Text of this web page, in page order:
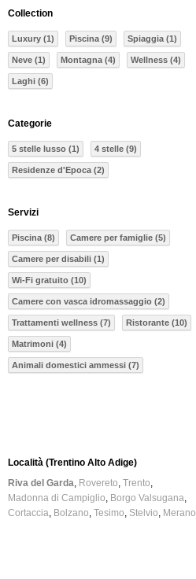
Collection
Luxury (1) Piscina (9) Spiaggia (1)
Neve (1) Montagna (4) Wellness (4)
Laghi (6)
Categorie
5 stelle lusso (1) 4 stelle (9)
Residenze d'Epoca (2)
Servizi
Piscina (8) Camere per famiglie (5)
Camere per disabili (1)
Wi-Fi gratuito (10)
Camere con vasca idromassaggio (2)
Trattamenti wellness (7) Ristorante (10)
Matrimoni (4)
Animali domestici ammessi (7)
Località (Trentino Alto Adige)
Riva del Garda Rovereto Trento
Madonna di Campiglio
Borgo Valsugana
Cortaccia Bolzano Tesimo Stelvio Merano